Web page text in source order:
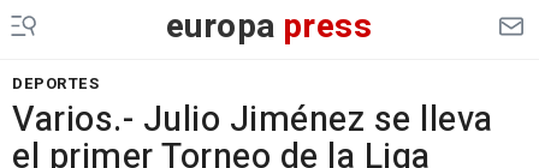
europa press
DEPORTES
Varios.- Julio Jiménez se lleva
el primer Torneo de la Liga